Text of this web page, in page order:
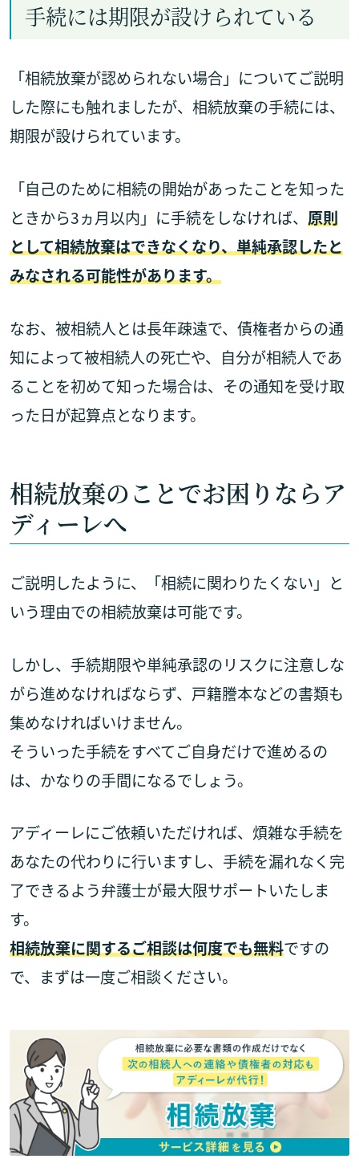
手続には期限が設けられている
「相続放棄が認められない場合」についてご説明
した際にも触れましたが、相続放棄の手続には、
期限が設けられています。
「自己のために相続の開始があったことを知った
ときから3ヵ月以内」に手続をしなければ、 原則
として相続放棄はできなくなり、単純承認したと
みなされる可能性があります。
なお、被相続人とは長年疎遠で、債権者からの通
知によって被相続人の死亡や、自分が相続人であ
ることを初めて知った場合は、その通知を受け取
った日が起算点となります。
相続放棄のことでお困りならア
ディーレへ
ご説明したように、「相続に関わりたくない」と
いう理由での相続放棄は可能です。
しかし、手続期限や単純承認のリスクに注意しな
がら進めなければならず、戸籍謄本などの書類も
集めなければいけません。
そういった手続をすべてご自身だけで進めるの
は、かなりの手間になるでしょう。
アディーレにご依頼いただければ、煩雑な手続を
あなたの代わりに行いますし、手続を漏れなく完
了できるよう弁護士が最大限サポートいたしま
す。
相続放棄に関するご相談は何度でも無料ですの
で、まずは一度ご相談ください。